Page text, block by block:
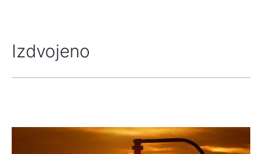
Izdvojeno